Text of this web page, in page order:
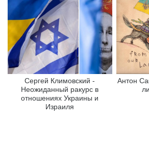
Сергей Климовский -
Неожиданный ракурс в
отношениях Украины и
Израиля
Антон